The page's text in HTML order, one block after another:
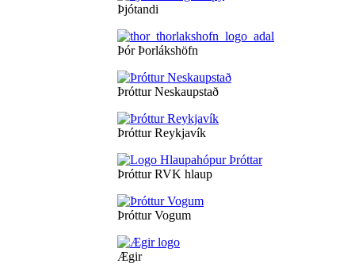
Þjótandi
Þór Þorlákshöfn
Þróttur Neskaupstað
Þróttur Reykjavík
Þróttur RVK hlaup
Þróttur Vogum
Ægir